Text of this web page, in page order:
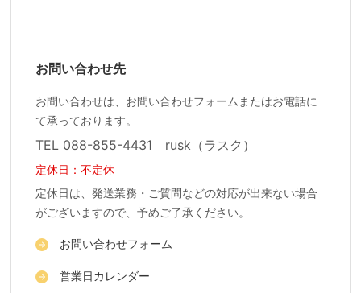
お問い合わせ先
お問い合わせは、お問い合わせフォームまたはお電話に
て承っております。
TEL 088-855-4431 rusk（ラスク）
定休日：不定休
定休日は、発送業務・ご質問などの対応が出来ない場合
がございますので、予めご了承ください。
お問い合わせフォーム
営業日カレンダー